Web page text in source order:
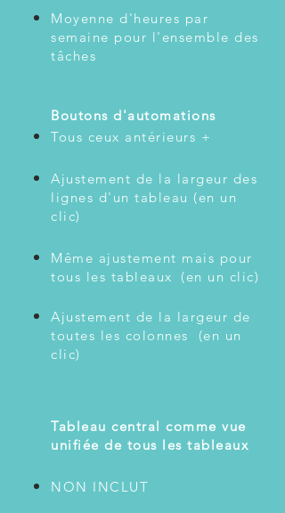
Moyenne d'heures par
semaine pour l'ensemble des
tâches
Boutons d'automations
Tous ceux antérieurs +
Ajustement de la largeur des
lignes d'un tableau (en un
clic)
Même ajustement mais pour
tous les tableaux
(en un clic)
Ajustement de la largeur de
toutes les colonnes (en un
clic)
Tableau central comme vue
unifiée de tous les tableaux
NON INCLUT